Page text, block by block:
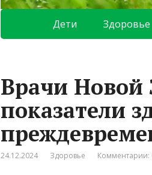
Дети Здоровье
Врачи Новой
показатели
24.12.2024 Здоровье Комментарии: